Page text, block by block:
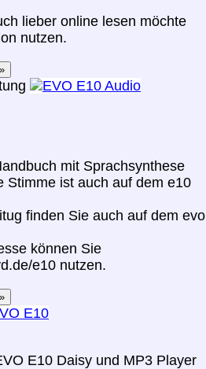
lieber online lesen möchte
nutzen.
mit Sprachsynthese
Stimme ist auch auf dem e10
finden Sie auch auf dem evo
können Sie
e10 nutzen.
E10 Daisy und MP3 Player